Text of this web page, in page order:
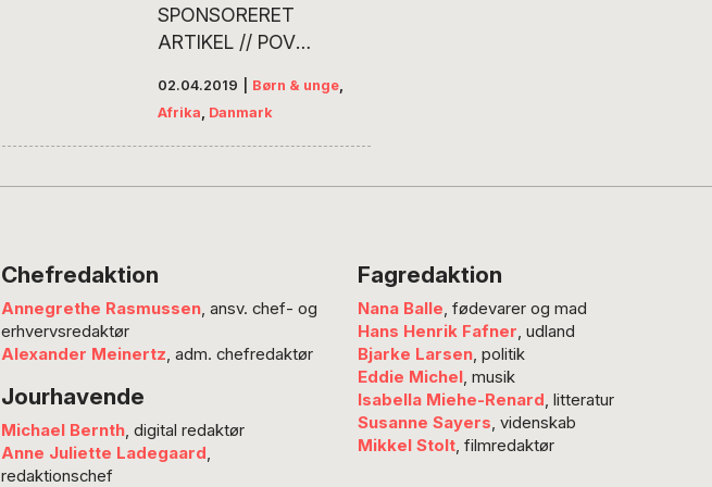
afgørende for trivslen.
Da Camilla Fraas var
SPONSORERET
ARTIKEL // POV
– For DR-børneværten
Mille Gori gav et besøg
på en skole i Chanika,
penalhus fyldt med
tuscher.” I Chanika har
aldrig prøvet at tegne
bogstaveligt talt flere
tusinde…
02.04.2019 Børn & unge,
Afrika Danmark
Chefredaktion
Annegrethe Rasmussen, ansv. chef- og
erhvervsredaktør
Alexander Meinertz, adm. chefredaktør
Jourhavende
Michael Bernth, digital redaktør
Anne Juliette Ladegaard,
redaktionschef
Fagredaktion
Nana Balle, fødevarer og mad
Hans Henrik Fafner, udland
Bjarke Larsen, politik
Eddie Michel , musik
Isabella Miehe-Renard , litteratur
Susanne Sayers, videnskab
Mikkel Stolt, filmredaktør